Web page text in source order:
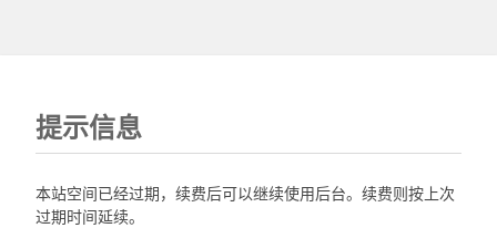
提示信息
本站空间已经过期，续费后可以继续使用后台。续费则按上次
过期时间延续。